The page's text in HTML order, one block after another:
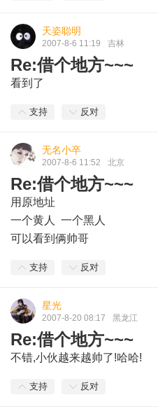
天姿聪明
2007-8-6 11:19 吉林
Re:借个地方~~~
看到了
支持 反对
无名小卒
2007-8-6 11:52 北京
Re:借个地方~~~
用原地址
一个黄人 一个黑人
可以看到俩帅哥
支持 反对
星光
2007-8-20 08:17 黑龙江
Re:借个地方~~~
不错,小伙越来越帅了!哈哈!
支持 反对